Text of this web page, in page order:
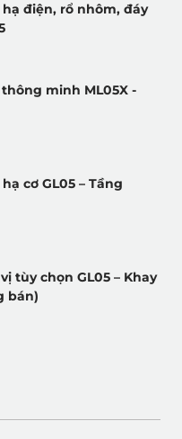
điện, rổ nhôm, đáy
minh ML05X -
cơ GL05 – Tầng
tùy chọn GL05 – Khay
bán)